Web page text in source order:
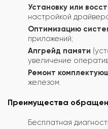
Установку или
настройкой
Оптимизацию
приложений;
Апгрейд памяти
увеличение
Ремонт
железом.
Преимущества
Бесплатная